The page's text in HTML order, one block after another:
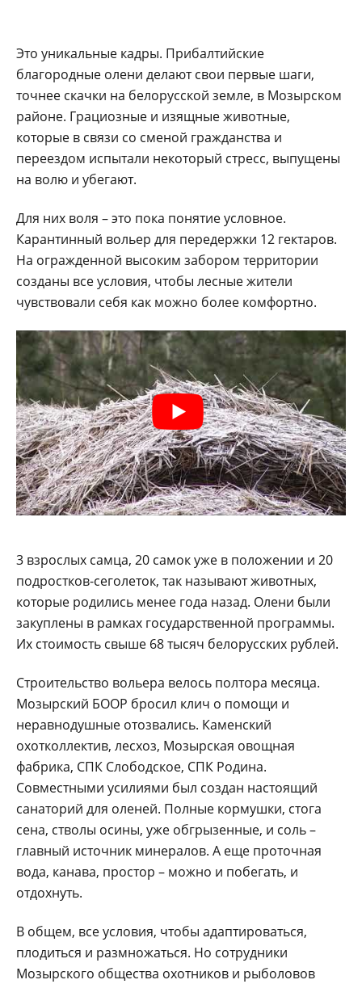
Это уникальные кадры. Прибалтийские
благородные олени делают свои первые шаги,
точнее скачки на белорусской земле, в Мозырском
районе. Грациозные и изящные животные,
которые в связи со сменой гражданства и
переездом испытали некоторый стресс, выпущены
на волю и убегают.
Для них воля – это пока понятие условное.
Карантинный вольер для передержки 12 гектаров.
На огражденной высоким забором территории
созданы все условия, чтобы лесные жители
чувствовали себя как можно более комфортно.
3 взрослых самца, 20 самок уже в положении и 20
подростков-сеголеток, так называют животных,
которые родились менее года назад. Олени были
закуплены в рамках государственной программы.
Их стоимость свыше 68 тысяч белорусских рублей.
Строительство вольера велось полтора месяца.
Мозырский БООР бросил клич о помощи и
неравнодушные отозвались. Каменский
охотколлектив, лесхоз, Мозырская овощная
фабрика, СПК Слободское, СПК Родина.
Совместными усилиями был создан настоящий
санаторий для оленей. Полные кормушки, стога
сена, стволы осины, уже обгрызенные, и соль –
главный источник минералов. А еще проточная
вода, канава, простор – можно и побегать, и
отдохнуть.
В общем, все условия, чтобы адаптироваться,
плодиться и размножаться. Но сотрудники
Мозырского общества охотников и рыболовов